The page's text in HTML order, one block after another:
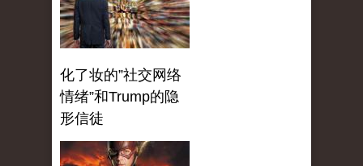
化了妆的”社交网络
情绪”和Trump的隐
形信徒